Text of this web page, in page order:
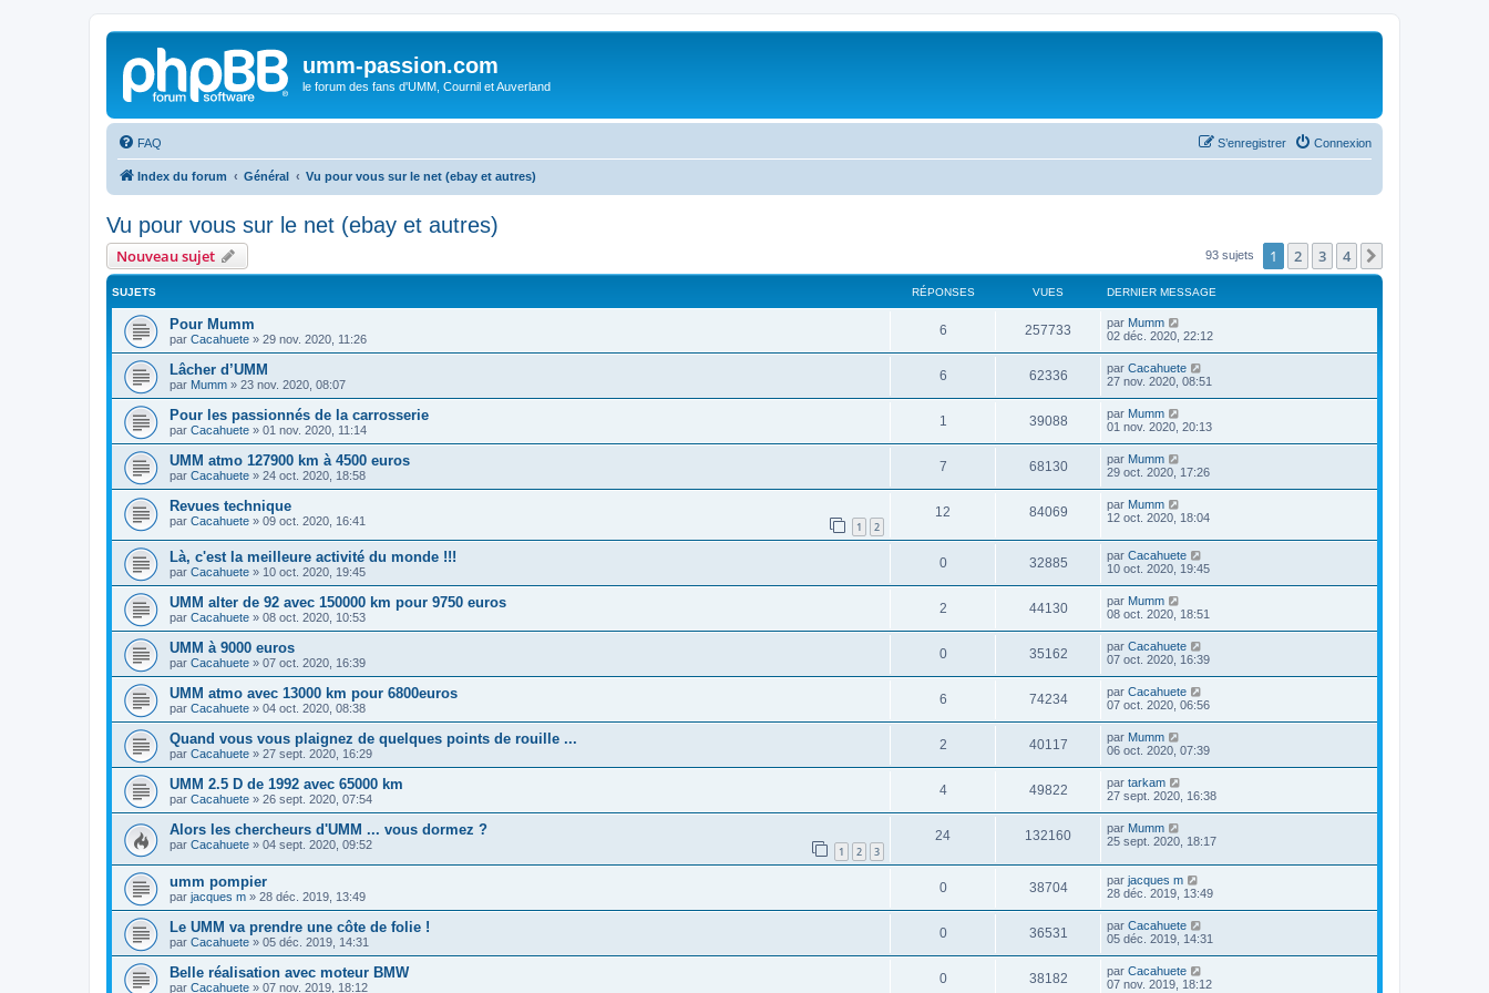
umm-passion.com
le forum des fans d'UMM, Cournil et Auverland
FAQ Connexion
S’enregistrer
Index du forum Général Vu pour vous sur le net (ebay et autres)
Vu pour vous sur le net (ebay et autres)
Nouveau sujet 93 sujets 1 2 3 4
SUJETS RÉPONSES VUES DERNIER MESSAGE
Pour Mumm
par Cacahuete » 29 nov. 2020, 11:26
6 257733 par Mumm
02 déc. 2020, 22:12
Lâcher d’UMM
par Mumm » 23 nov. 2020, 08:07
6 62336 par Cacahuete
27 nov. 2020, 08:51
Pour les passionnés de la carrosserie
par Cacahuete » 01 nov. 2020, 11:14
1 39088 par Mumm
01 nov. 2020, 20:13
UMM atmo 127900 km à 4500 euros
par Cacahuete » 24 oct. 2020, 18:58
7 68130 par Mumm
29 oct. 2020, 17:26
Revues technique
par Cacahuete » 09 oct. 2020, 16:41 1 2
12 84069 par Mumm
12 oct. 2020, 18:04
Là, c'est la meilleure activité du monde !!!
par Cacahuete » 10 oct. 2020, 19:45
0 32885 par Cacahuete
10 oct. 2020, 19:45
UMM alter de 92 avec 150000 km pour 9750 euros
par Cacahuete » 08 oct. 2020, 10:53
2 44130 par Mumm
08 oct. 2020, 18:51
UMM à 9000 euros
par Cacahuete » 07 oct. 2020, 16:39
0 35162 par Cacahuete
07 oct. 2020, 16:39
UMM atmo avec 13000 km pour 6800euros
par Cacahuete » 04 oct. 2020, 08:38
6 74234 par Cacahuete
07 oct. 2020, 06:56
Quand vous vous plaignez de quelques points de rouille ...
par Cacahuete » 27 sept. 2020, 16:29
2 40117 par Mumm
06 oct. 2020, 07:39
UMM 2.5 D de 1992 avec 65000 km
par Cacahuete » 26 sept. 2020, 07:54
4 49822 par tarkam
27 sept. 2020, 16:38
Alors les chercheurs d'UMM ... vous dormez ?
par Cacahuete » 04 sept. 2020, 09:52 1 2 3
24 132160 par Mumm
25 sept. 2020, 18:17
umm pompier
par jacques m » 28 déc. 2019, 13:49
0 38704 par jacques m
28 déc. 2019, 13:49
Le UMM va prendre une côte de folie !
par Cacahuete » 05 déc. 2019, 14:31
0 36531 par Cacahuete
05 déc. 2019, 14:31
Belle réalisation avec moteur BMW
par Cacahuete » 07 nov. 2019, 18:12
0 38182 par Cacahuete
07 nov. 2019, 18:12